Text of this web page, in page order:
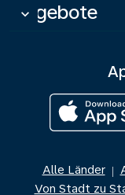
Angebote
keyboard_arrow_down
Alle Länder |
Von Stadt zu